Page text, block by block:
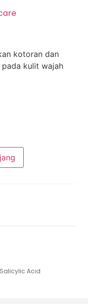
kotoran dan
pada kulit wajah
Acid